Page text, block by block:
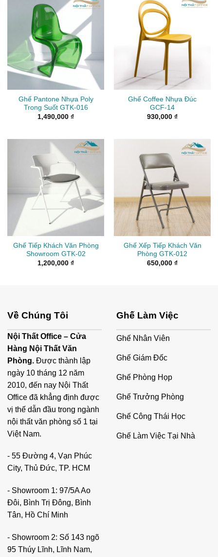
Ghế Pantone Nhựa Poly
Trong Suốt GTK-016
1,490,000 ₫
Ghế Coffee Nhựa Đúc
GCF-14
930,000 ₫
Ghế Tiếp Khách Văn Phòng
Showroom GTK-02
1,200,000 ₫
Ghế Xếp Tiếp Khách Văn
Phòng GTK-012
650,000 ₫
Về Chúng Tôi
Nội Thất Office – Cửa
Hàng Nội Thất Văn
Phòng. Được thành lập
ngày 10 tháng 12 năm
2010, đến nay Nội Thất
Office đã khẳng định được
vị thế dẫn đầu trong ngành
nội thất văn phòng số 1 tại
Việt Nam.
- 55 Đường 4, Vạn Phúc
City, Thủ Đức, TP. HCM
- Showroom 1: 97/5A Ao
Đôi, Bình Trị Đông, Bình
Tân, Hồ Chí Minh
- Showroom 2: Số 143 ngõ
95 Thúy Lĩnh, Lĩnh Nam,
Ghế Làm Việc
Ghế Nhân Viên
Ghế Giám Đốc
Ghế Phòng Họp
Ghế Trưởng Phòng
Ghế Công Thái Học
Ghế Làm Việc Tại Nhà